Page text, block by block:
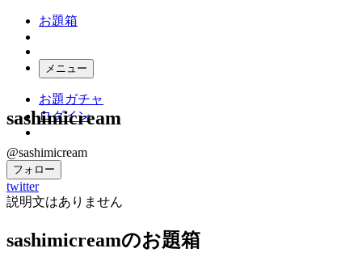
お題箱
メニュー
お題ガチャ
ログイン
sashimicream
@sashimicream
フォロー
twitter
説明文はありません
sashimicreamのお題箱